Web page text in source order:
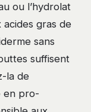
ou l’hydrolat
gras de
sans
suffisent
la de
en pro-